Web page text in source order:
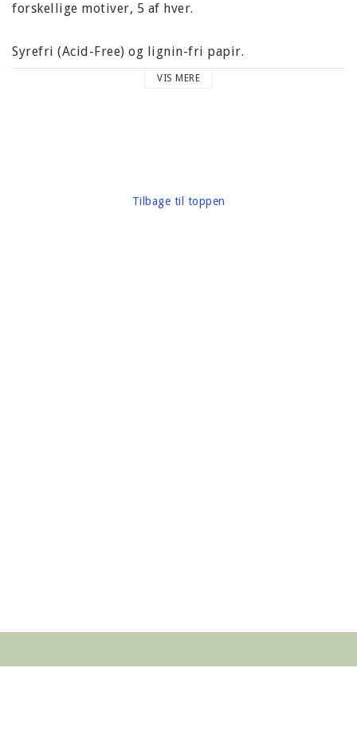
forskellige motiver, 5 af hver.
Syrefri (Acid-Free) og lignin-fri papir.
VIS MERE
Tilbage til toppen